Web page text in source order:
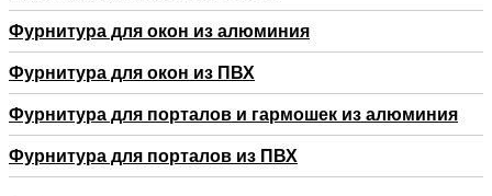
Фурнитура для окон из алюминия
Фурнитура для окон из ПВХ
Фурнитура для порталов и гармошек из алюминия
Фурнитура для порталов из ПВХ